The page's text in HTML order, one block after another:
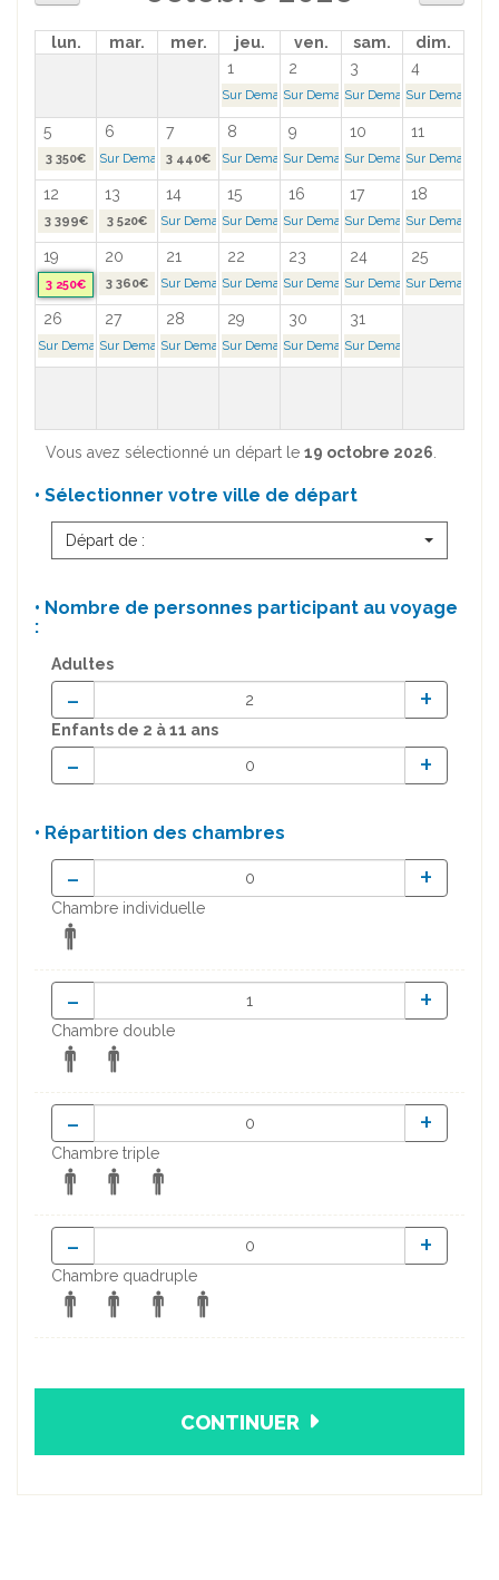
lun. mar. mer. jeu. ven. sam.
dim.
1
2 3 4
Sur Demande >Sur Demande >Sur Demande >Sur Demande >
5 6 7 8 9 10 11
3 350€ Sur Demande >3 440€ Sur Demande >Sur Demande >Sur Demande >Sur Demande >
12 13 14 15 16 17 18
3 399€ 3 520€ Sur Demande >Sur Demande >Sur Demande >Sur Demande >Sur Demande >
19 20 21 22 23 24 25
3 250€ 3 360€ Sur Demande >Sur Demande >Sur Demande >Sur Demande >Sur Demande >
26 27 28 29 30 31
Sur Demande >Sur Demande >Sur Demande >Sur Demande >Sur Demande >Sur Demande >
Vous avez sélectionné un départ le 19 octobre 2026.
• Sélectionner votre ville de départ
Départ de :
• Nombre de personnes participant au voyage
:
Adultes
- +
Enfants de 2 à 11 ans
- +
• Répartition des chambres
- +
Chambre individuelle
- +
Chambre double
- +
Chambre triple
- +
Chambre quadruple
CONTINUER